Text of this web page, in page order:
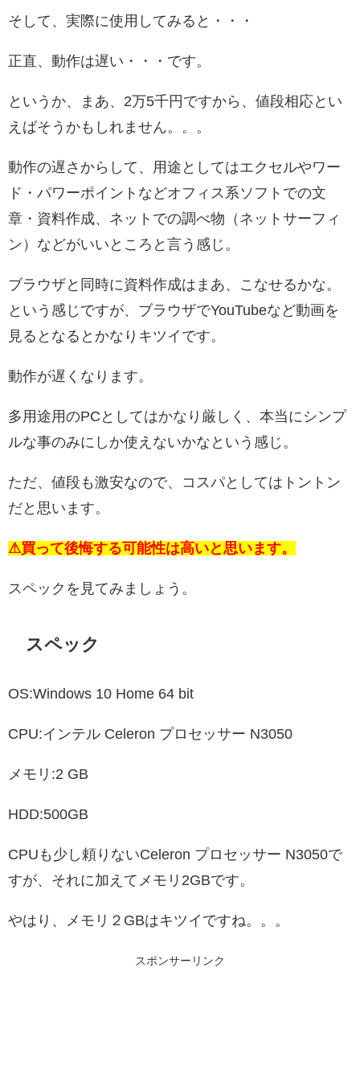
そして、実際に使用してみると・・・
正直、動作は遅い・・・です。
というか、まあ、2万5千円ですから、値段相応とい
えばそうかもしれません。。。
動作の遅さからして、用途としてはエクセルやワー
ド・パワーポイントなどオフィス系ソフトでの文
章・資料作成、ネットでの調べ物（ネットサーフィ
ン）などがいいところと言う感じ。
ブラウザと同時に資料作成はまあ、こなせるかな。
という感じですが、ブラウザでYouTubeなど動画を
見るとなるとかなりキツイです。
動作が遅くなります。
多用途用のPCとしてはかなり厳しく、本当にシンプ
ルな事のみにしか使えないかなという感じ。
ただ、値段も激安なので、コスパとしてはトントン
だと思います。
⚠買って後悔する可能性は高いと思います。
スペックを見てみましょう。
スペック
OS:Windows 10 Home 64 bit
CPU:インテル Celeron プロセッサー N3050
メモリ:2 GB
HDD:500GB
CPUも少し頼りないCeleron プロセッサー N3050で
すが、それに加えてメモリ2GBです。
やはり、メモリ２GBはキツイですね。。。
スポンサーリンク